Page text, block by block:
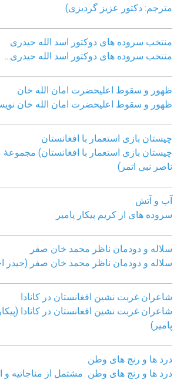
مترجم: دکتور عزیز گردیزی)
منتخب سروده های دوکتور اسد الله حیدری
منتخب سروده های دوکتور اسد الله حیدری
ظهور و سقوط اعلیحضرت امان الله خان
ظهور و سقوط اعلیحضرت امان الله خان
چیستان بازی استعمار با افغانستان
چیستان بازی استعمار با افغانستان) مجموعۀ
ناصر نبی اتمر)
آب و آتش
سروده های از کریم پیکار پامیر
سلاله و دودمان ناظر محمد خان صفر
سلاله و دودمان ناظر محمد خان صفر (حیدر
شاعران غربت نشین افغانستان در کانادا
شاعران غربت نشین افغانستان در کانادا (پیکار
پامیر)
درد ها و رنج های وطن
درد ها و رنج های وطن مشتمل از مناجاتیه و